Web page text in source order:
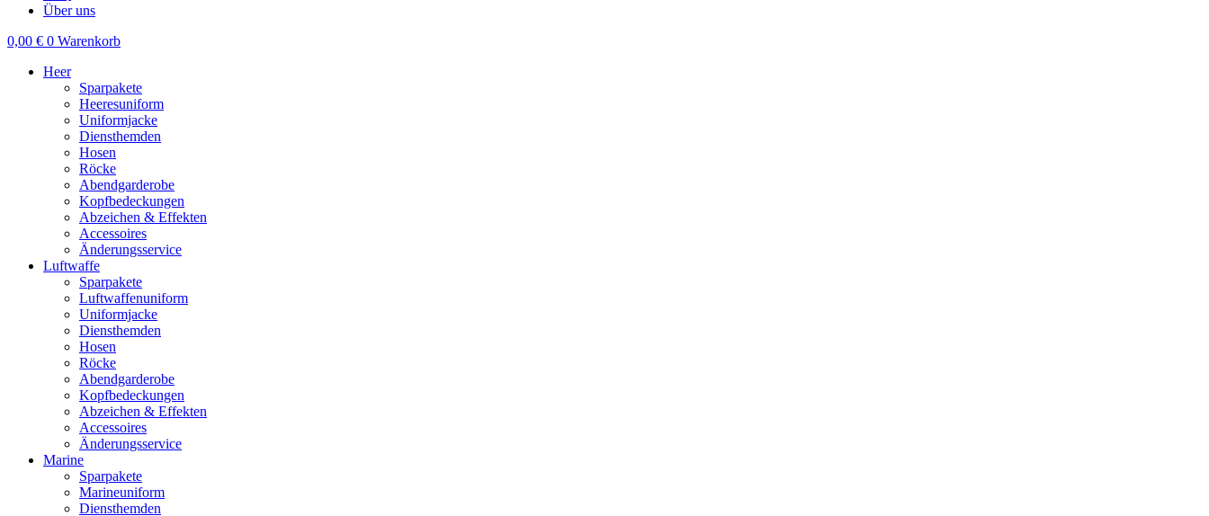
Über uns
0,00 € 0 Warenkorb
Heer
Sparpakete
Heeresuniform
Uniformjacke
Diensthemden
Hosen
Röcke
Abendgarderobe
Kopfbedeckungen
Abzeichen & Effekten
Accessoires
Änderungsservice
Luftwaffe
Sparpakete
Luftwaffenuniform
Uniformjacke
Diensthemden
Hosen
Röcke
Abendgarderobe
Kopfbedeckungen
Abzeichen & Effekten
Accessoires
Änderungsservice
Marine
Sparpakete
Marineuniform
Diensthemden